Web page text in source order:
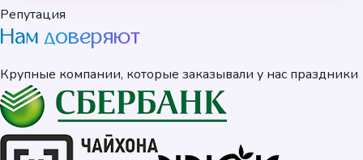
Репутация
Нам доверяют
Крупные компании, которые заказывали у нас праздники